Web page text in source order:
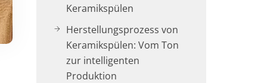
Keramikspülen
Herstellungsprozess von
Keramikspülen: Vom Ton
zur intelligenten
Produktion